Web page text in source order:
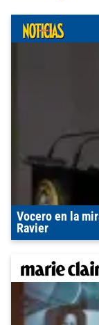
Vocero en la
Ravier